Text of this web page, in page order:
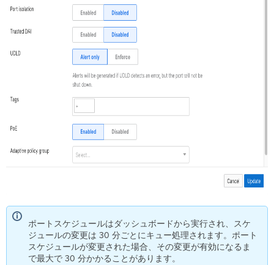
ポートスケジュールはダッシュボードから実行され、スケ
ジュールの変更は 30 分ごとにキュー処理されます。ポート
スケジュールが変更された場合、その変更が有効になるま
で最大で 30 分かかることがあります。